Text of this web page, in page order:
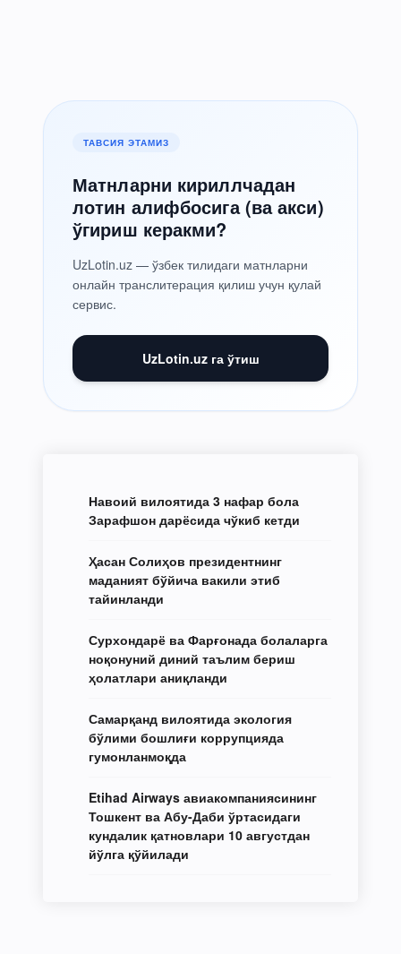
ТАВСИЯ ЭТАМИЗ
Матнларни кириллчадан
лотин алифбосига (ва акси)
ўгириш керакми?
UzLotin.uz — ўзбек тилидаги матнларни
онлайн транслитерация қилиш учун қулай
сервис.
UzLotin.uz га ўтиш
Навоий вилоятида 3 нафар бола
Зарафшон дарёсида чўкиб кетди
Ҳасан Солиҳов президентнинг
маданият бўйича вакили этиб
тайинланди
Сурхондарё ва Фарғонада болаларга
ноқонуний диний таълим бериш
ҳолатлари аниқланди
Самарқанд вилоятида экология
бўлими бошлиғи коррупцияда
гумонланмоқда
Etihad Airways авиакомпаниясининг
Тошкент ва Абу-Даби ўртасидаги
кундалик қатновлари 10 августдан
йўлга қўйилади